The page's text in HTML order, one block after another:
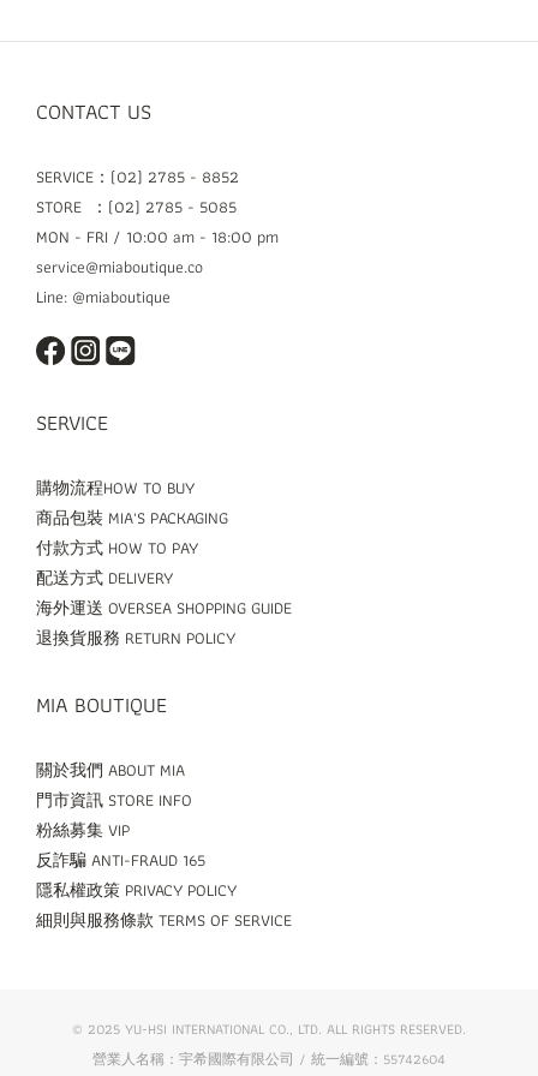
CONTACT US
SERVICE：(02) 2785 - 8852
STORE ：(02) 2785 - 5085
MON - FRI / 10:00 am - 18:00 pm
service@miaboutique.co
Line: @miaboutique
SERVICE
購物流程HOW TO BUY
商品包裝 MIA'S PACKAGING
付款方式 HOW TO PAY
配送方式 DELIVERY
海外運送 OVERSEA SHOPPING GUIDE
退換貨服務 RETURN POLICY
MIA BOUTIQUE
關於我們 ABOUT MIA
門市資訊 STORE INFO
粉絲募集 VIP
反詐騙 ANTI-FRAUD 165
隱私權政策 PRIVACY POLICY
細則與服務條款 TERMS OF SERVICE
© 2025 YU-HSI INTERNATIONAL CO., LTD. ALL RIGHTS RESERVED.
營業人名稱：宇希國際有限公司 / 統一編號：55742604